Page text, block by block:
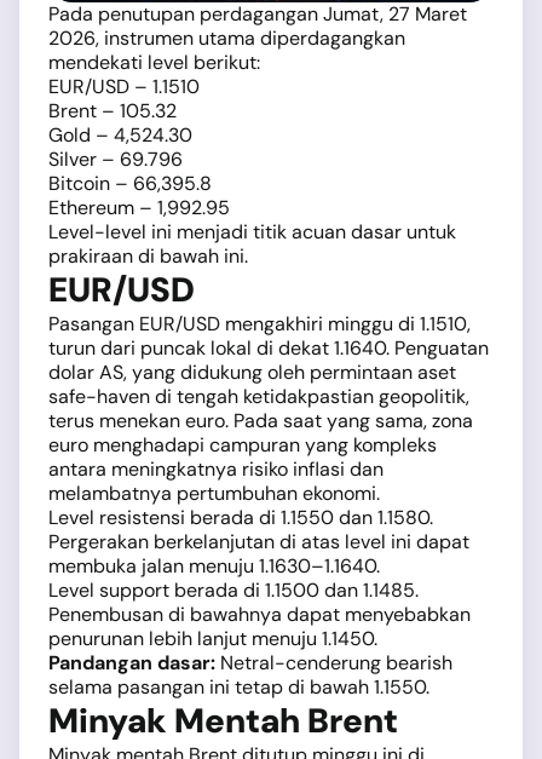
Pada penutupan perdagangan Jumat, 27 Maret
2026, instrumen utama diperdagangkan
mendekati level berikut:
EUR/USD – 1.1510
Brent – 105.32
Gold – 4,524.30
Silver – 69.796
Bitcoin – 66,395.8
Ethereum – 1,992.95
Level-level ini menjadi titik acuan dasar untuk
prakiraan di bawah ini.
EUR/USD
Pasangan EUR/USD mengakhiri minggu di 1.1510,
turun dari puncak lokal di dekat 1.1640. Penguatan
dolar AS, yang didukung oleh permintaan aset
safe-haven di tengah ketidakpastian geopolitik,
terus menekan euro. Pada saat yang sama, zona
euro menghadapi campuran yang kompleks
antara meningkatnya risiko inflasi dan
melambatnya pertumbuhan ekonomi.
Level resistensi berada di 1.1550 dan 1.1580.
Pergerakan berkelanjutan di atas level ini dapat
membuka jalan menuju 1.1630–1.1640.
Level support berada di 1.1500 dan 1.1485.
Penembusan di bawahnya dapat menyebabkan
penurunan lebih lanjut menuju 1.1450.
Pandangan dasar: Netral-cenderung bearish
selama pasangan ini tetap di bawah 1.1550.
Minyak Mentah Brent